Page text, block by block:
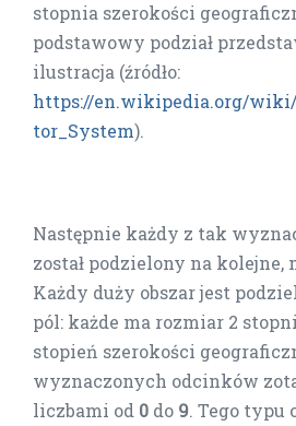
stopnia szerokości
podstawowy podział
ilustracja (źródło:
https://en.wikipedia.org/wiki/
tor_System).
Następnie każdy z tak
został podzielony na kolejne,
Każdy duży obszar jest
pól: każde ma rozmiar 2
stopień szerokości
wyznaczonych odcinków
liczbami od 0 do 9. Tego typu